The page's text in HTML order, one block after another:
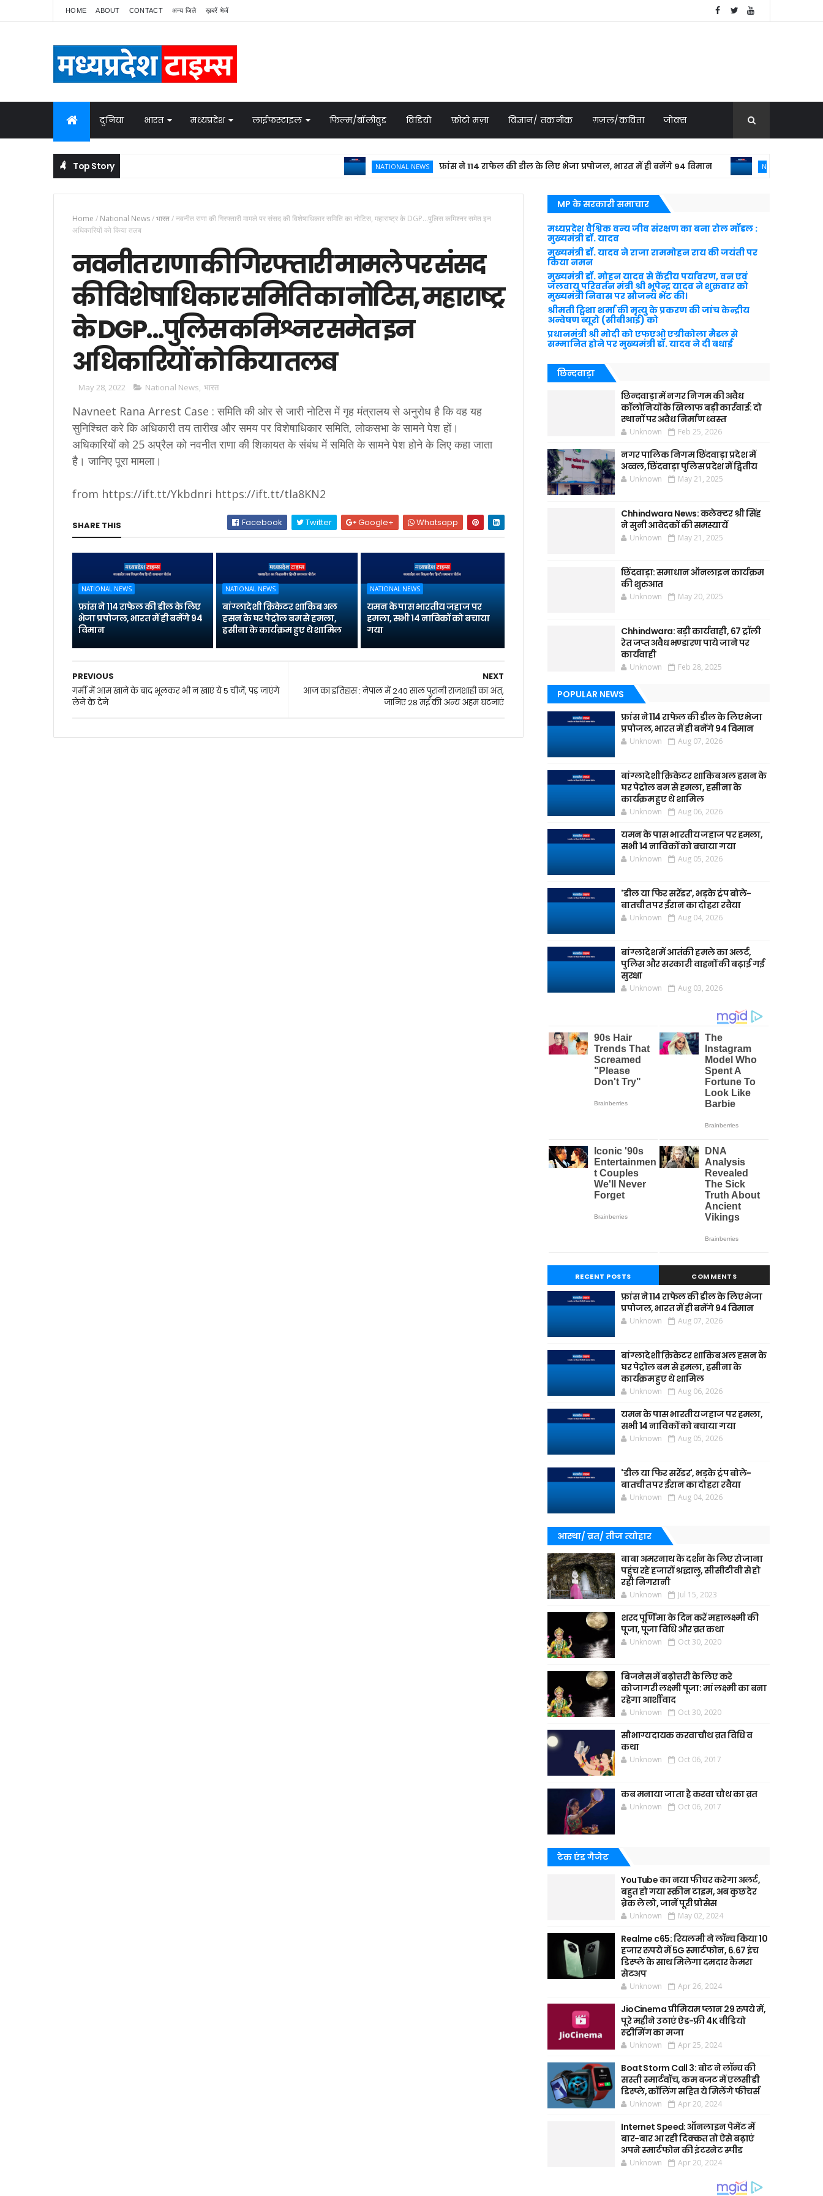
HOME ABOUT CONTACT अन्य जिले ख़बरें भेजें
दुनिया भारत मध्यप्रदेश लाईफस्टाइल फिल्म/बॉलीवुड विडियो फ़ोटो मज़ा विज्ञान/ तकनीक ग़ज़ल/कविता जोक्स
Top Story NATIONAL NEWS फ्रांस ने 114 राफेल की डील के लिए भेजा प्रपोजल, भारत में ही बनेंगे 94 विमान NATIONAL NEWS
Home / National News/भारत/नवनीत राणा की गिरफ्तारी मामले पर संसद की विशेषाधिकार समिति का नोटिस, महाराष्ट्र के DGP...पुलिस कमिश्नर समेत इन
अधिकारियों को किया तलब
नवनीत राणा की गिरफ्तारी मामले पर संसद
की विशेषाधिकार समिति का नोटिस, महाराष्ट्र
के DGP...पुलिस कमिश्नर समेत इन
अधिकारियों को किया तलब
May 28, 2022 National News, भारत
Navneet Rana Arrest Case : समिति की ओर से जारी नोटिस में गृह मंत्रालय से अनुरोध है कि वह यह
सुनिश्चित करे कि अधिकारी तय तारीख और समय पर विशेषाधिकार समिति, लोकसभा के सामने पेश हों।
अधिकारियों को 25 अप्रैल को नवनीत राणा की शिकायत के संबंध में समिति के सामने पेश होने के लिए कहा जाता
है। जानिए पूरा मामला।
from https://ift.tt/Ykbdnri https://ift.tt/tla8KN2
SHARE THIS Facebook Twitter Google+ Whatsapp
NATIONAL NEWS
फ्रांस ने 114 राफेल की डील के लिए
भेजा प्रपोजल, भारत में ही बनेंगे 94
विमान
NATIONAL NEWS
बांग्लादेशी क्रिकेटर शाकिब अल
हसन के घर पेट्रोल बम से हमला,
हसीना के कार्यक्रम हुए थे शामिल
NATIONAL NEWS
यमन के पास भारतीय जहाज पर
हमला, सभी 14 नाविकों को बचाया
गया
NEXT
आज का इतिहास : नेपाल में 240 साल पुरानी राजशाही का अंत,
जानिए 28 मई की अन्य अहम घटनाएं
PREVIOUS
गर्मी में आम खाने के बाद भूलकर भी न खाएं ये 5 चीजें, पड़ जाएंगे
लेने के देने
MP के सरकारी समाचार
मध्यप्रदेश वैश्विक वन्य जीव संरक्षण का बना रोल मॉडल :
मुख्यमंत्री डॉ. यादव
मुख्यमंत्री डॉ. यादव ने राजा राममोहन राय की जयंती पर
किया नमन
मुख्यमंत्री डॉ. मोहन यादव से केंद्रीय पर्यावरण, वन एवं
जलवायु परिवर्तन मंत्री श्री भूपेन्द्र यादव ने शुक्रवार को
मुख्यमंत्री निवास पर सौजन्य भेंट की।
श्रीमती ट्विशा शर्मा की मृत्यु के प्रकरण की जांच केन्द्रीय
अन्वेषण ब्यूरो (सीबीआई) को
प्रधानमंत्री श्री मोदी को एफएओ एग्रीकोला मैडल से
सम्मानित होने पर मुख्यमंत्री डॉ. यादव ने दी बधाई
छिन्दवाड़ा
छिन्दवाड़ा में नगर निगम की अवैध
कॉलोनियों के खिलाफ बड़ी कार्रवाई: दो
स्थानों पर अवैध निर्माण ध्वस्त
Unknown Feb 25, 2026
नगर पालिक निगम छिंदवाड़ा प्रदेश में
अव्वल, छिंदवाड़ा पुलिस प्रदेश में द्वितीय
Unknown May 21, 2025
Chhindwara News: कलेक्टर श्री सिंह
ने सुनी आवेदकों की समस्यायें
Unknown May 21, 2025
छिंदवाड़ा: समाधान ऑनलाइन कार्यक्रम
की शुरुआत
Unknown May 20, 2025
Chhindwara: बड़ी कार्यवाही, 67 ट्रॉली
रेत जप्त अवैध भण्डारण पाये जाने पर
कार्यवाही
Unknown Feb 28, 2025
POPULAR NEWS
फ्रांस ने 114 राफेल की डील के लिए भेजा
प्रपोजल, भारत में ही बनेंगे 94 विमान
Unknown Aug 07, 2026
बांग्लादेशी क्रिकेटर शाकिब अल हसन के
घर पेट्रोल बम से हमला, हसीना के
कार्यक्रम हुए थे शामिल
Unknown Aug 06, 2026
यमन के पास भारतीय जहाज पर हमला,
सभी 14 नाविकों को बचाया गया
Unknown Aug 05, 2026
'डील या फिर सरेंडर', भड़के ट्रंप बोले-
बातचीत पर ईरान का दोहरा रवैया
Unknown Aug 04, 2026
बांग्लादेश में आतंकी हमले का अलर्ट,
पुलिस और सरकारी वाहनों की बढ़ाई गई
सुरक्षा
Unknown Aug 03, 2026
RECENT POSTS COMMENTS
फ्रांस ने 114 राफेल की डील के लिए भेजा
प्रपोजल, भारत में ही बनेंगे 94 विमान
Unknown Aug 07, 2026
बांग्लादेशी क्रिकेटर शाकिब अल हसन के
घर पेट्रोल बम से हमला, हसीना के
कार्यक्रम हुए थे शामिल
Unknown Aug 06, 2026
यमन के पास भारतीय जहाज पर हमला,
सभी 14 नाविकों को बचाया गया
Unknown Aug 05, 2026
'डील या फिर सरेंडर', भड़के ट्रंप बोले-
बातचीत पर ईरान का दोहरा रवैया
Unknown Aug 04, 2026
आस्था/ व्रत/ तीज त्‍योहार
बाबा अमरनाथ के दर्शन के लिए रोजाना
पहुंच रहे हजारों श्रद्धालु, सीसीटीवी से हो
रही निगरानी
Unknown Jul 15, 2023
शरद पूर्णिमा के दिन करें महालक्ष्मी की
पूजा, पूजा विधि और व्रत कथा
Unknown Oct 30, 2020
बिजनेस में बढ़ोत्तरी के लिए करे
कोजागरी लक्ष्मी पूजा: मां लक्ष्मी का बना
रहेगा आर्शीवाद
Unknown Oct 30, 2020
सौभाग्यदायक करवाचौथ व्रत विधि व
कथा
Unknown Oct 06, 2017
कब मनाया जाता है करवा चौथ का व्रत
Unknown Oct 06, 2017
टेक एंड गैजेट
YouTube का नया फीचर करेगा अलर्ट,
बहुत हो गया स्क्रीन टाइम, अब कुछ देर
ब्रेक ले लो, जानें पूरी प्रोसेस
Unknown May 02, 2024
Realme c65: रियलमी ने लॉन्च किया 10
हजार रुपये में 5G स्मार्टफोन, 6.67 इंच
डिस्प्ले के साथ मिलेगा दमदार कैमरा
सेटअप
Unknown Apr 26, 2024
JioCinema प्रीमियम प्लान 29 रुपये में,
पूरे महीने उठाएं ऐड-फ्री 4K वीडियो
स्ट्रीमिंग का मजा
Unknown Apr 25, 2024
Boat Storm Call 3: बोट ने लॉन्च की
सस्ती स्मार्टवॉच, कम बजट में एलसीडी
डिस्प्ले, कॉलिंग सहित ये मिलेंगे फीचर्स
Unknown Apr 20, 2024
Internet Speed: ऑनलाइन पेमेंट में
बार-बार आ रही दिक्कत तो ऐसे बढ़ाएं
अपने स्मार्टफोन की इंटरनेट स्पीड
Unknown Apr 20, 2024